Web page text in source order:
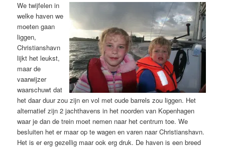
We twijfelen in
welke haven we
moeten gaan
liggen,
Christianshavn
lijkt het leukst,
maar de
vaarwijzer
waarschuwt dat
het daar duur zou zijn en vol met oude barrels zou liggen. Het
alternatief zijn 2 jachthavens in het noorden van Kopenhagen
waar je dan de trein moet nemen naar het centrum toe. We
besluiten het er maar op te wagen en varen naar Christianshavn.
Het is er erg gezellig maar ook erg druk. De haven is een breed